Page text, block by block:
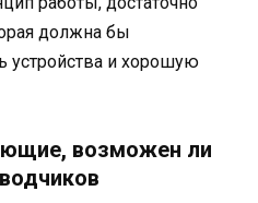
должна бы
устройства и хорошую
возможен ли